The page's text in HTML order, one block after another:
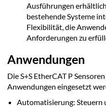
Ausführungen
bestehende Systeme
Flexibilität, die
Anforderungen zu
Anwendungen
Die S+S EtherCAT P
Anwendungen eingesetzt
Automatisierung: Steuern